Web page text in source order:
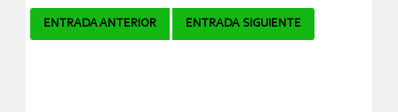
Navegador
ENTRADA ANTERIOR ENTRADA SIGUIENTE